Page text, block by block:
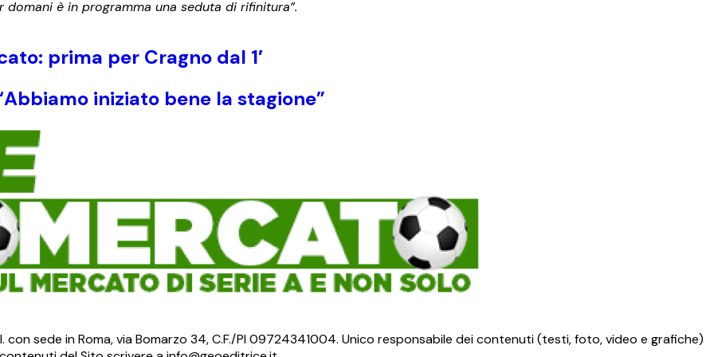
domani è in programma una seduta di rifinitura”.
prima per Cragno dal 1′
iniziato bene la stagione”
sede in Roma, via Bomarzo 34, C.F./PI 09724341004. Unico responsabile dei contenuti (testi, foto, video e grafiche)